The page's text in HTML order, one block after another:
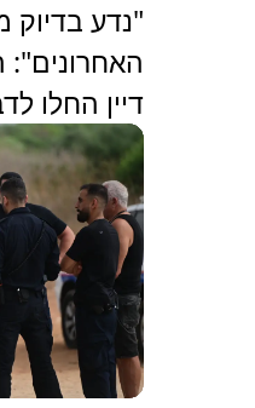
"נדע בדיוק
דיין החלו